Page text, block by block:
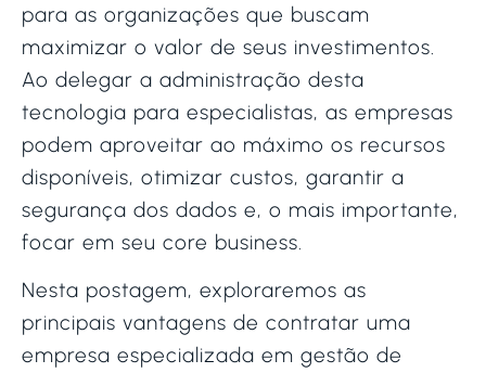
para as organizações que buscam
maximizar o valor de seus investimentos.
Ao delegar a administração desta
tecnologia para especialistas, as empresas
podem aproveitar ao máximo os recursos
disponíveis, otimizar custos, garantir a
segurança dos dados e, o mais importante,
focar em seu core business.
Nesta postagem, exploraremos as
principais vantagens de contratar uma
empresa especializada em gestão de